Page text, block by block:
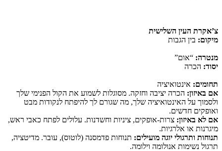
צ’אקרת העין השלישית
מיקום: בין הגבות
מנטרה: “אום”
יסוד: הכרה
תחומים: אינטואיציה
אם באיזון: הכרה יציבה וחזקה. מסוגלות לשמוע את הקול הפנימי שלך
ולסמוך על האינטואיציה שלך, מה שגורם לך להיפתח לנקודות מבט
ואופקים חדשים.
אם לא באיזון: צרות-אופקים, ציניות וחשדנות. עלולים לפתח כאבי ראש,
מיגרנות או אלרגיות.
תנוחות ותרגולי יוגה מועילים: תנוחות פדמסנה (לוטוס), עובר. מדיטציה,
תרגול נשימות אנולומה וילומה.